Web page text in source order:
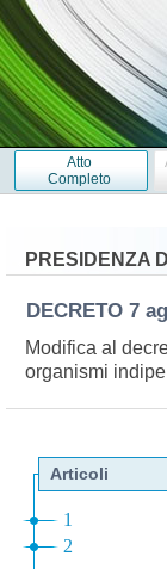
Atto
Completo
PRESIDENZA
DECRETO 7
Modifica al
organismi